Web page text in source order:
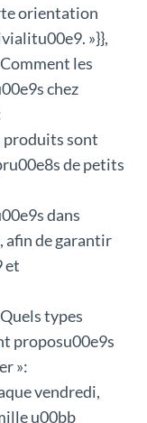
orientation
»}},
les
chez
produits sont
de petits
dans
afin de garantir
et
types
proposu00e9s
»:
vendredi,
u00bb